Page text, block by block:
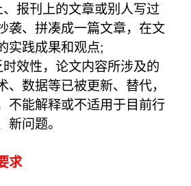
报刊上的文章或别人写过
袭、拼凑成一篇文章，在文
实践成果和观点;
效性，论文内容所涉及的
、数据等已被更新、替代，
不能解释或不适用于目前行
问题。
求